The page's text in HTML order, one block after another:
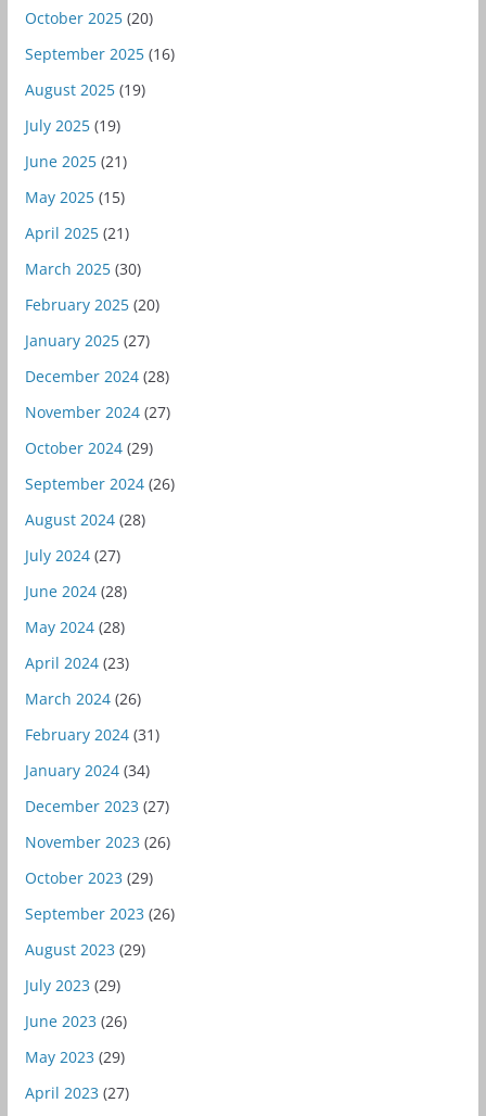
October 2025(20)
September 2025(16)
August 2025(19)
July 2025(19)
June 2025(21)
May 2025(15)
April 2025(21)
March 2025(30)
February 2025(20)
January 2025(27)
December 2024(28)
November 2024(27)
October 2024(29)
September 2024(26)
August 2024(28)
July 2024(27)
June 2024(28)
May 2024(28)
April 2024(23)
March 2024(26)
February 2024(31)
January 2024(34)
December 2023 (27)
November 2023 (26)
October 2023 (29)
September 2023 (26)
August 2023 (29)
July 2023 (29)
June 2023 (26)
May 2023 (29)
April 2023 (27)